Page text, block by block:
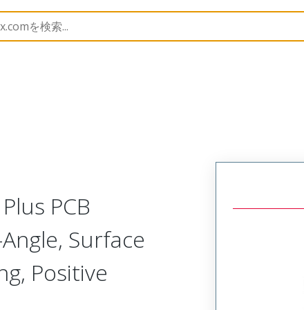
PCB Headers and Receptacles 505567 5055671484
PCB
Surface
Positive